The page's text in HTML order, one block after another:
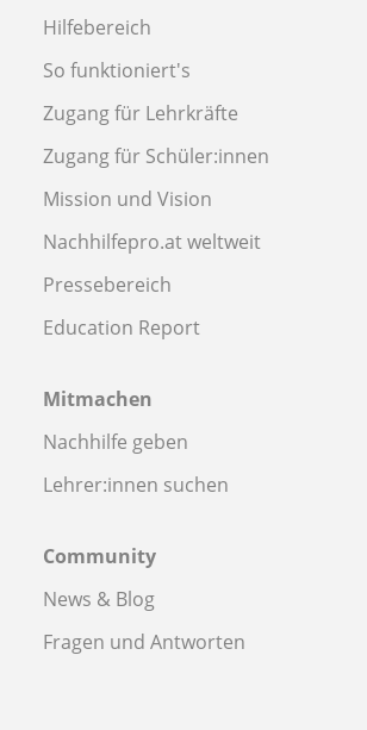
Hilfebereich
So funktioniert's
Zugang für Lehrkräfte
Zugang für Schüler:innen
Mission und Vision
Nachhilfepro.at weltweit
Pressebereich
Education Report
Mitmachen
Nachhilfe geben
Lehrer:innen suchen
Community
News & Blog
Fragen und Antworten